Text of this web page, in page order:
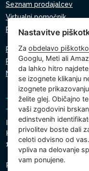
Seznam prodajalcev
Virtualni pomočnik
Pišite nam
Politika zasebnosti
Politika piškotkov
Nastavitve piškotkov
Intex Trading, s.r.o.
Hradecká 2526/3
130 00 Praga 3 - Češka
Podjetje je registrirano
Nastavitve
Zaobdelavo
Googlu, Meti ali
da lahko hitro
se izognete klikanju
izognete
želite glej. Običajno
vaši zgodovini
edinstvenih
privolitev boste dali
celoti odvisno od
vpliva na delovanje
vam ponujene.